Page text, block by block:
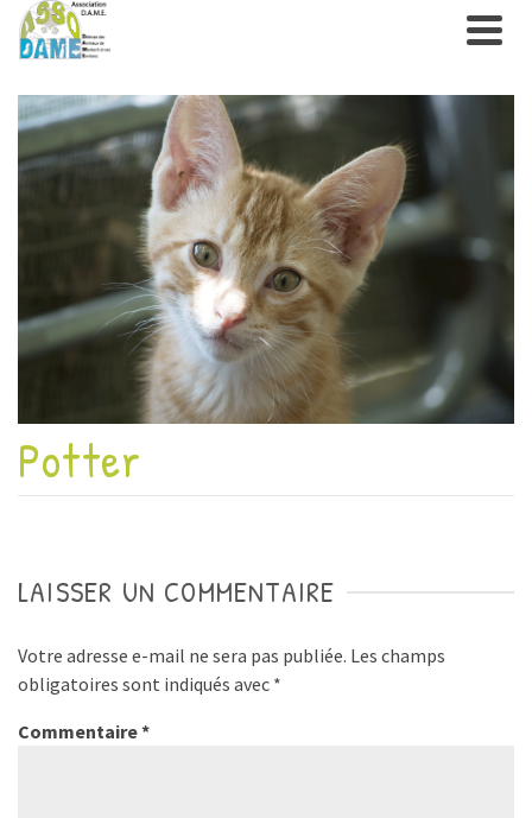
Potter
LAISSER UN COMMENTAIRE
Votre adresse e-mail ne sera pas publiée. Les champs
obligatoires sont indiqués avec *
Commentaire*